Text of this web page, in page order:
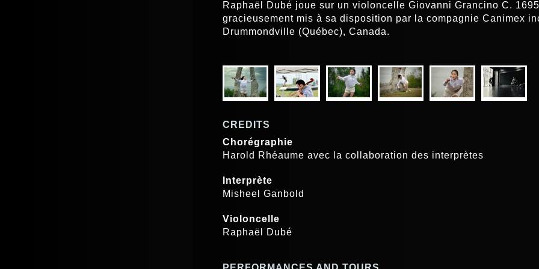
Raphaël Dubé joue sur un violoncelle Giovanni Grancino C.
gracieusement mis à sa disposition par la compagnie Canimex
Drummondville (Québec), Canada.
CREDITS
Chorégraphie
Harold Rhéaume avec la collaboration des interprètes
Interprète
Misheel Ganbold
Violoncelle
Raphaël Dubé